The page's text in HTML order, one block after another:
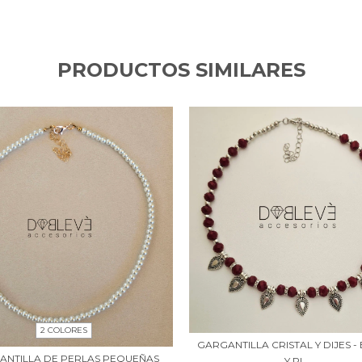
PRODUCTOS SIMILARES
2 COLORES
DE PERLAS PEQUEÑAS
GARGANTILLA CRISTAL Y DIJES